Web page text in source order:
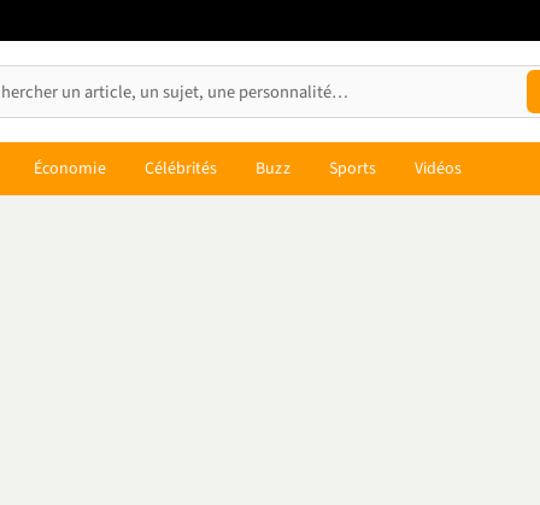
Économie Célébrités Buzz Sports Vidéos